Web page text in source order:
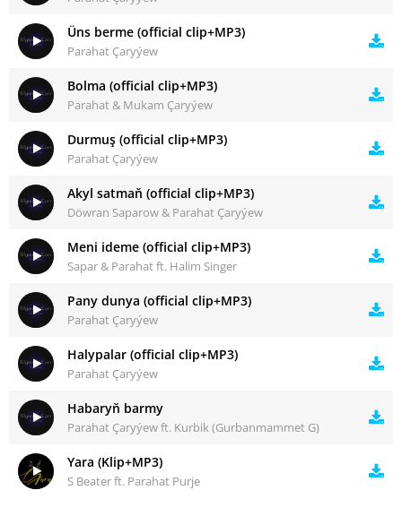
Üns berme (official clip+MP3)
Parahat Çaryýew
Bolma (official clip+MP3)
Parahat & Mukam Çaryýew
Durmuş (official clip+MP3)
Parahat Çaryýew
Akyl satmaň (official clip+MP3)
Döwran Saparow & Parahat Çaryýew
Meni ideme (official clip+MP3)
Sapar & Parahat ft. Halim Singer
Pany dunya (official clip+MP3)
Parahat Çaryýew
Halypalar (official clip+MP3)
Parahat Çaryýew
Habaryň barmy
Parahat Çaryýew ft. Kurbik (Gurbanmammet G)
Yara (Klip+MP3)
S Beater ft. Parahat Purje